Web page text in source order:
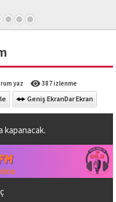
yaz 387 izlenme
Geniş EkranDar Ekran
kapanacak.